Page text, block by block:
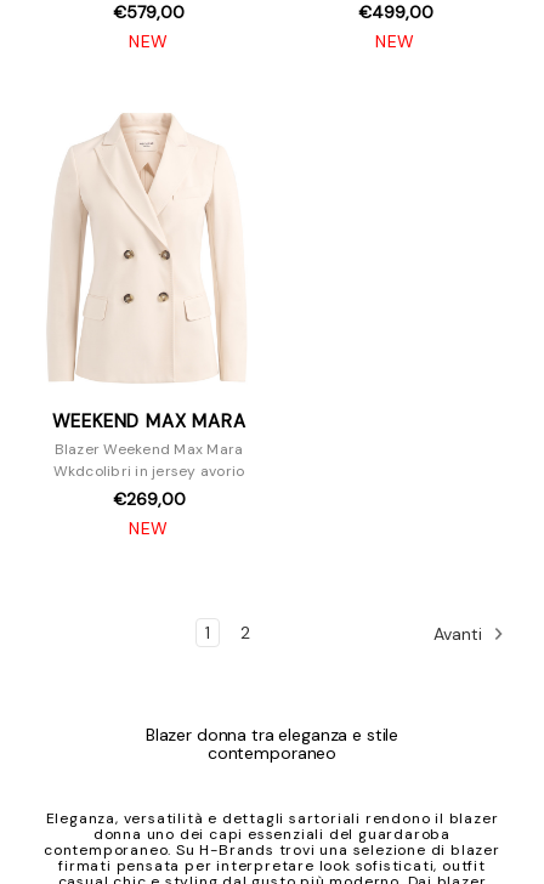
€579,00
NEW
€499,00
NEW
WEEKEND MAX MARA
Blazer Weekend Max Mara
Wkdcolibri in jersey avorio
€269,00
NEW
1 2 Avanti
Blazer donna tra eleganza e stile
contemporaneo
Eleganza, versatilità e dettagli sartoriali rendono il blazer
donna uno dei capi essenziali del guardaroba
contemporaneo. Su H-Brands trovi una selezione di blazer
firmati pensata per interpretare look sofisticati, outfit